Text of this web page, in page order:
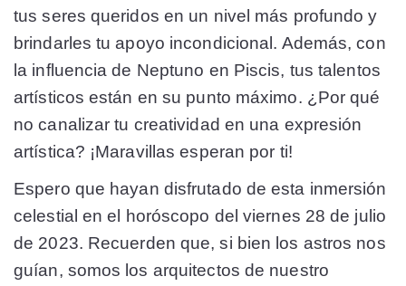
tus seres queridos en un nivel más profundo y
brindarles tu apoyo incondicional. Además, con
la influencia de Neptuno en Piscis, tus talentos
artísticos están en su punto máximo. ¿Por qué
no canalizar tu creatividad en una expresión
artística? ¡Maravillas esperan por ti!
Espero que hayan disfrutado de esta inmersión
celestial en el horóscopo del viernes 28 de julio
de 2023. Recuerden que, si bien los astros nos
guían, somos los arquitectos de nuestro